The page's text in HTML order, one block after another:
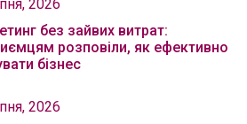
2026
без зайвих витрат:
розповіли, як ефективно
бізнес
2026